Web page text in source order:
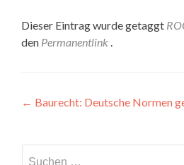
Dieser Eintrag wurde getaggt
den Permanentlink .
← Baurecht: Deutsche Normen